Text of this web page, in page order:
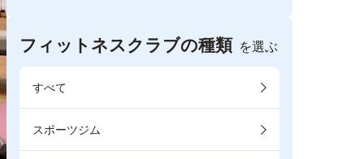
フィットネスクラブの種類 を選ぶ
すべて
スポーツジム